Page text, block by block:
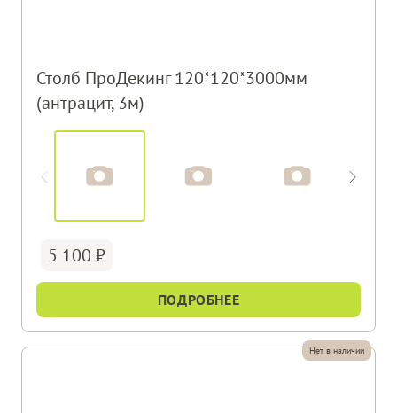
Столб ПроДекинг 120*120*3000мм
(антрацит, 3м)
5 100
ПОДРОБНЕЕ
Нет в наличии